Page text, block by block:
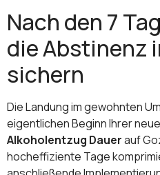
Nach den 7
die Abstinenz
sichern
Die Landung im gewohnten
eigentlichen Beginn Ihrer
Alkoholentzug Dauerauf
hocheffiziente Tage